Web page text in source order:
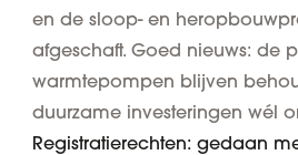
en de sloop- en
afgeschaft. Goed nieuws: de
warmtepompen blijven
duurzame investeringen wél
Registratierechten: gedaan